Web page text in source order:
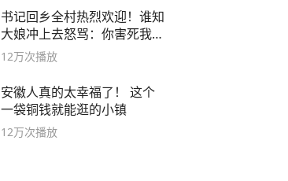
书记回乡全村热烈欢迎！谁知
大娘冲上去怒骂：你害死我儿
子
12万次播放
安徽人真的太幸福了！ 这个
一袋铜钱就能逛的小镇
12万次播放